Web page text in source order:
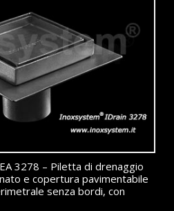
3278 – Piletta di drenaggio
e copertura pavimentabile
senza bordi, con